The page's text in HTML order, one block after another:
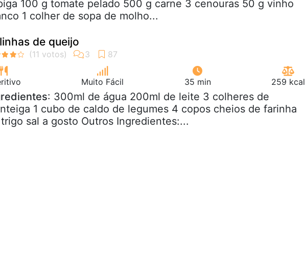
100 g tomate pelado 500 g carne 3 cenouras 50 g vinho
1 colher de sopa de molho...
de queijo
Muito Fácil 35 min 259 kcal
: 300ml de água 200ml de leite 3 colheres de
1 cubo de caldo de legumes 4 copos cheios de farinha
sal a gosto Outros Ingredientes:...